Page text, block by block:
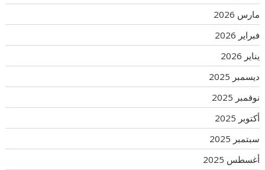
مارس 2026
فبراير 2026
يناير 2026
ديسمبر 2025
نوفمبر 2025
أكتوبر 2025
سبتمبر 2025
أغسطس 2025